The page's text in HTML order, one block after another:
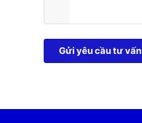
Gửi yêu cầu tư vấn